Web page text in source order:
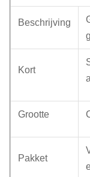
Beschrijving
Kort
Grootte
Pakket